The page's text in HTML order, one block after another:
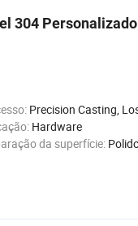
304
Precision Casting, Lost
Hardware
da superfície: